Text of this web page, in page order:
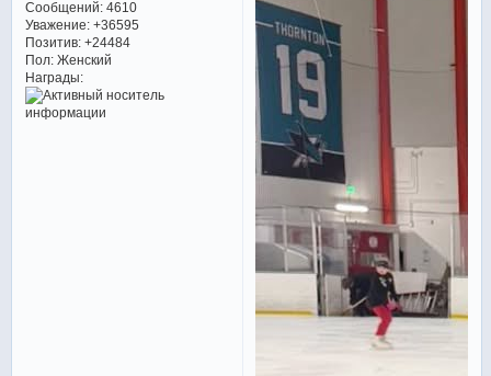
Сообщений:4610
Уважение: +36595
Позитив: +24484
Пол:Женский
Награды: